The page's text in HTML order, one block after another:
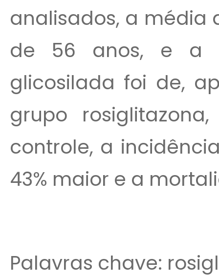
analisados, a média
de 56 anos, e a
glicosilada foi de,
grupo
controle, a
43% maior e a
Palavras chave: